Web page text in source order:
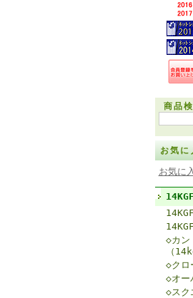
商品
お気に
お気に
◇カン
（
◇クロ
◇オー
◇スク